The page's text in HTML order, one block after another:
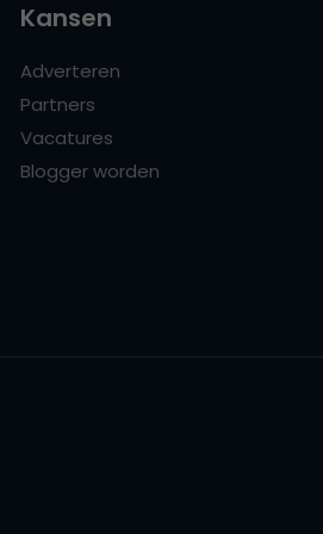
Kansen
Adverteren
Partners
Vacatures
Blogger worden